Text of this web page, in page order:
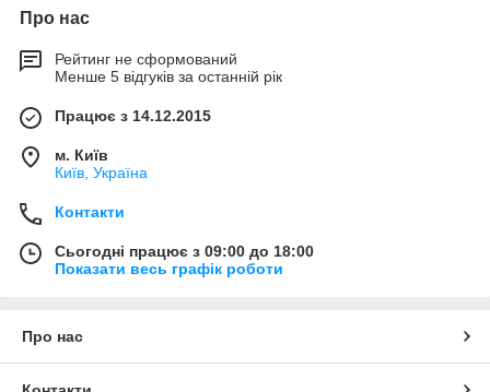
Про нас
Рейтинг не сформований
Менше 5 відгуків за останній рік
Працює з 14.12.2015
м. Київ
Київ, Україна
Контакти
Сьогодні працює з 09:00 до 18:00
Показати весь графік роботи
Про нас